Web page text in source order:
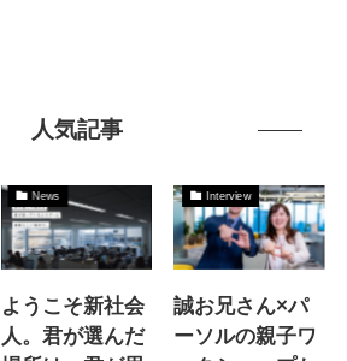
人気記事
News
ようこそ新社会
人。君が選んだ
Interview
誠お兄さん×パ
ーソルの親子ワ